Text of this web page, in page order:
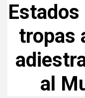
tropas
al